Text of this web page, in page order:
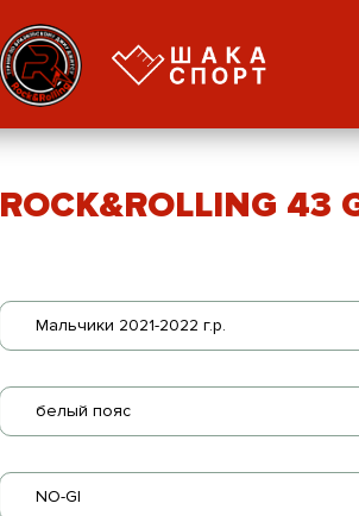
ROCK&ROLLING 43
Мальчики 2021-2022 г.р.
белый пояс
NO-GI